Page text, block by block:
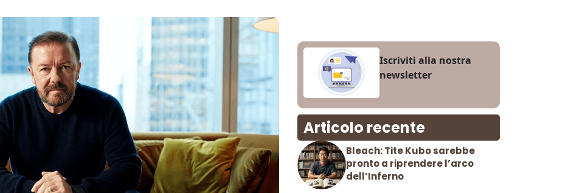
Iscriviti alla nostra
newsletter
Articolo recente
Bleach: Tite Kubo sarebbe
pronto a riprendere l’arco
dell’Inferno